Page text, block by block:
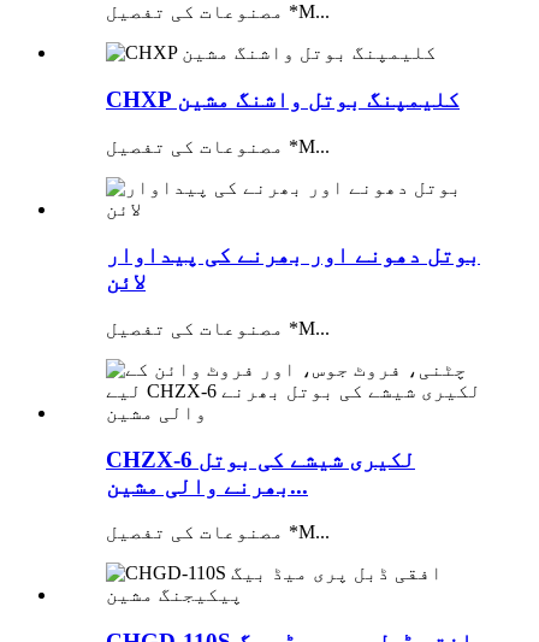
مصنوعات کی تفصیل *M...
CHXP کلیمپنگ بوتل واشنگ مشین
مصنوعات کی تفصیل *M...
بوتل دھونے اور بھرنے کی پیداوار
لائن
مصنوعات کی تفصیل *M...
CHZX-6 لکیری شیشے کی بوتل
بھرنے والی مشین...
مصنوعات کی تفصیل *M...